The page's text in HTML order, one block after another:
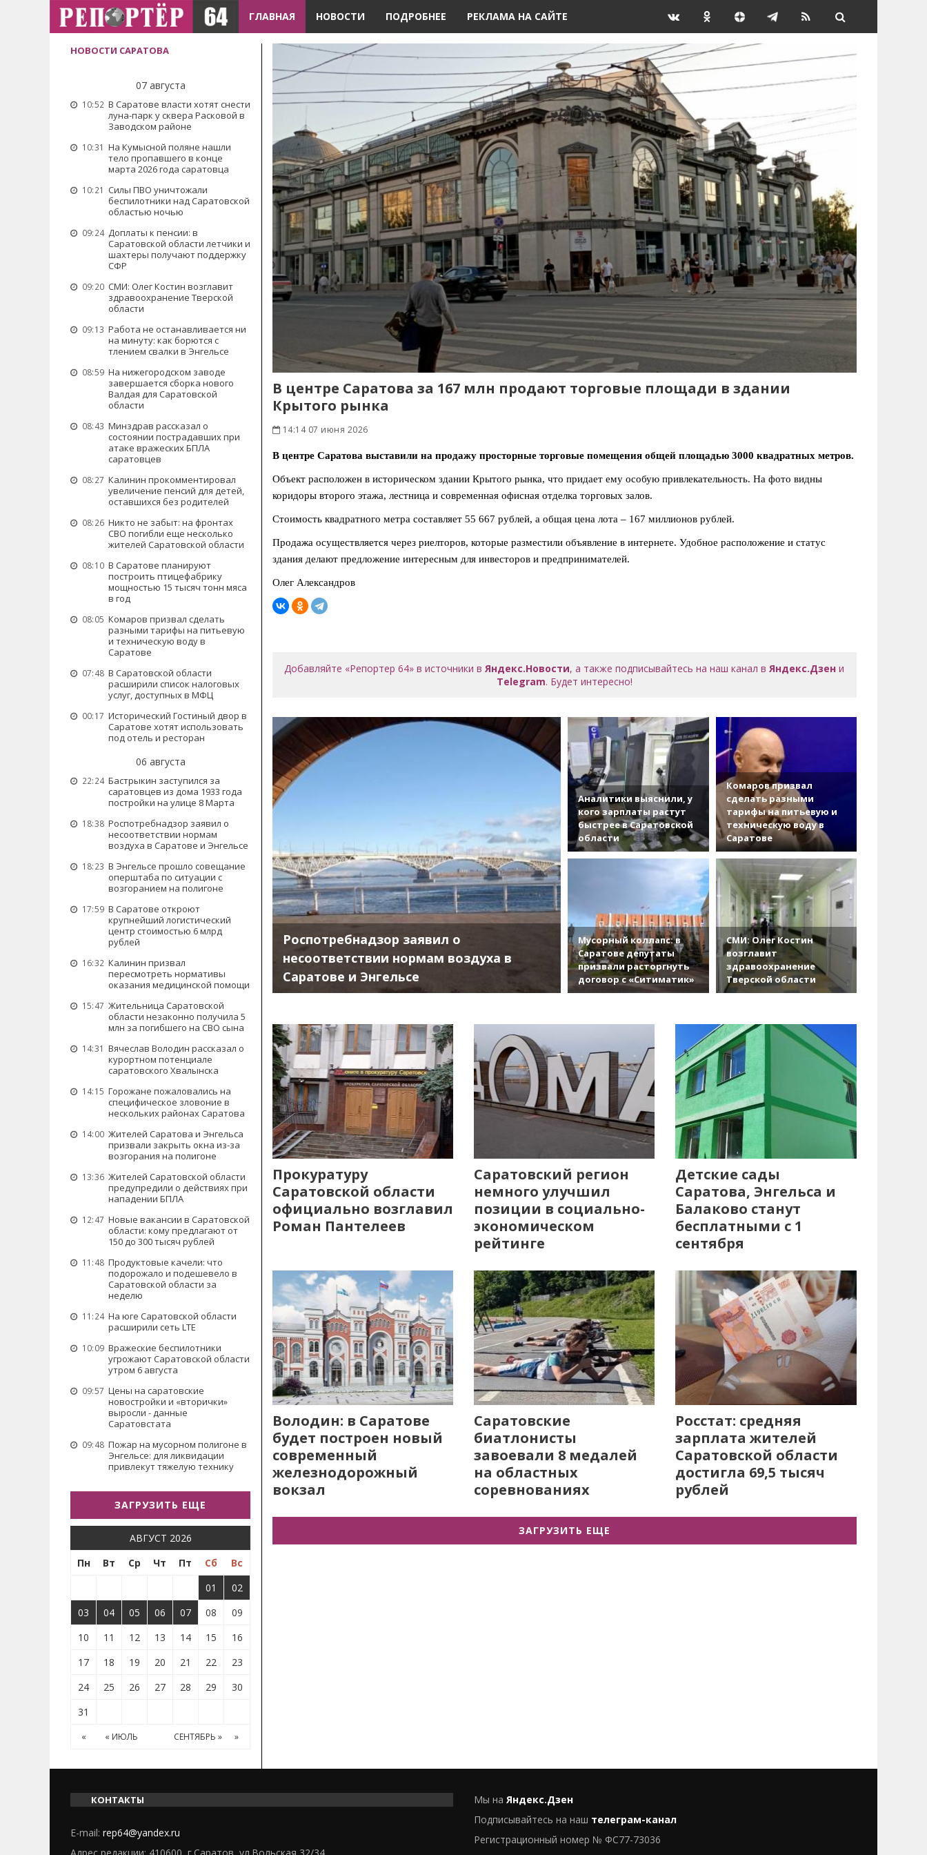
ГЛАВНАЯ НОВОСТИ ПОДРОБНЕЕ РЕКЛАМА НА САЙТЕ
НОВОСТИ САРАТОВА
07 августа
10:52 В Саратове власти хотят снести
луна-парк у сквера Расковой в
Заводском районе
10:31 На Кумысной поляне нашли
тело пропавшего в конце
марта 2026 года саратовца
10:21 Силы ПВО уничтожали
беспилотники над Саратовской
областью ночью
09:24 Доплаты к пенсии: в
Саратовской области летчики и
шахтеры получают поддержку
СФР
09:20 СМИ: Олег Костин возглавит
здравоохранение Тверской
области
09:13 Работа не останавливается ни
на минуту: как борются с
тлением свалки в Энгельсе
08:59 На нижегородском заводе
завершается сборка нового
Валдая для Саратовской
области
08:43 Минздрав рассказал о
состоянии пострадавших при
атаке вражеских БПЛА
саратовцев
08:27 Калинин прокомментировал
увеличение пенсий для детей,
оставшихся без родителей
08:26 Никто не забыт: на фронтах
СВО погибли еще несколько
жителей Саратовской области
08:10 В Саратове планируют
построить птицефабрику
мощностью 15 тысяч тонн мяса
в год
08:05 Комаров призвал сделать
разными тарифы на питьевую
и техническую воду в
Саратове
07:48 В Саратовской области
расширили список налоговых
услуг, доступных в МФЦ
00:17 Исторический Гостиный двор в
Саратове хотят использовать
под отель и ресторан
06 августа
22:24 Бастрыкин заступился за
саратовцев из дома 1933 года
постройки на улице 8 Марта
18:38 Роспотребнадзор заявил о
несоответствии нормам
воздуха в Саратове и Энгельсе
18:23 В Энгельсе прошло совещание
оперштаба по ситуации с
возгоранием на полигоне
17:59 В Саратове откроют
крупнейший логистический
центр стоимостью 6 млрд
рублей
16:32 Калинин призвал
пересмотреть нормативы
оказания медицинской помощи
15:47 Жительница Саратовской
области незаконно получила 5
млн за погибшего на СВО сына
14:31 Вячеслав Володин рассказал о
курортном потенциале
саратовского Хвалынска
14:15 Горожане пожаловались на
специфическое зловоние в
нескольких районах Саратова
14:00 Жителей Саратова и Энгельса
призвали закрыть окна из-за
возгорания на полигоне
13:36 Жителей Саратовской области
предупредили о действиях при
нападении БПЛА
12:47 Новые вакансии в Саратовской
области: кому предлагают от
150 до 300 тысяч рублей
11:48 Продуктовые качели: что
подорожало и подешевело в
Саратовской области за
неделю
11:24 На юге Саратовской области
расширили сеть LTE
10:09 Вражеские беспилотники
угрожают Саратовской области
утром 6 августа
09:57 Цены на саратовские
новостройки и «вторички»
выросли - данные
Саратовстата
09:48 Пожар на мусорном полигоне в
Энгельсе: для ликвидации
привлекут тяжелую технику
ЗАГРУЗИТЬ ЕЩЕ
АВГУСТ 2026
Пн
Вт Ср Чт Пт Сб
Вс
01
02
03
04 05 06 07 08
09
10
11 12 13 14 15
16
17
18 19 20 21 22
23
24
25 26 27 28 29
30
31
« « ИЮЛЬ СЕНТЯБРЬ » »
В центре Саратова за 167 млн продают торговые площади в здании
Крытого рынка
14:14 07 июня 2026
В центре Саратова выставили на продажу просторные торговые помещения общей площадью 3000 квадратных метров.
Объект расположен в историческом здании Крытого рынка, что придает ему особую привлекательность. На фото видны
коридоры второго этажа, лестница и современная офисная отделка торговых залов.
Стоимость квадратного метра составляет 55 667 рублей, а общая цена лота – 167 миллионов рублей.
Продажа осуществляется через риелторов, которые разместили объявление в интернете. Удобное расположение и статус
здания делают предложение интересным для инвесторов и предпринимателей.
Олег Александров
Добавляйте «Репортер 64» в источники вЯндекс.Новости, а также подписывайтесь на наш канал вЯндекс.Дзен и
Telegram. Будет интересно!
Роспотребнадзор заявил о
несоответствии нормам воздуха в
Саратове и Энгельсе
Аналитики выяснили, у
кого зарплаты растут
быстрее в Саратовской
области
Комаров призвал
сделать разными
тарифы на питьевую и
техническую воду в
Саратове
Мусорный коллапс: в
Саратове депутаты
призвали расторгнуть
договор с «Ситиматик»
СМИ: Олег Костин
возглавит
здравоохранение
Тверской области
Прокуратуру
Саратовской области
официально возглавил
Роман Пантелеев
Саратовский регион
немного улучшил
позиции в социально-
экономическом
рейтинге
Детские сады
Саратова, Энгельса и
Балаково станут
бесплатными с 1
сентября
Володин: в Саратове
будет построен новый
современный
железнодорожный
вокзал
Саратовские
биатлонисты
завоевали 8 медалей
на областных
соревнованиях
Росстат: средняя
зарплата жителей
Саратовской области
достигла 69,5 тысяч
рублей
ЗАГРУЗИТЬ ЕЩЕ
КОНТАКТЫ
E-mail: rep64@yandex.ru
Мы на Яндекс.Дзен
Подписывайтесь на наш телеграм-канал
Регистрационный номер № ФС77-73036